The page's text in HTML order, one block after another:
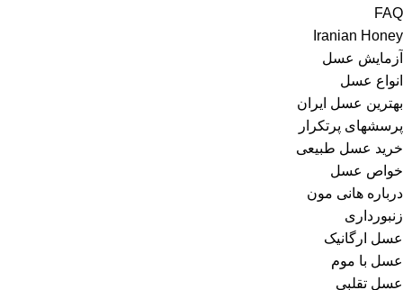
FAQ
Iranian Honey
آزمایش عسل
انواع عسل
بهترین عسل ایران
پرسشهای پرتکرار
خرید عسل طبیعی
خواص عسل
درباره هانی مون
زنبورداری
عسل ارگانیک
عسل با موم
عسل تقلبی